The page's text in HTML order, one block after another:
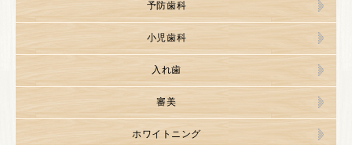
予防歯科
小児歯科
入れ歯
審美
ホワイトニング